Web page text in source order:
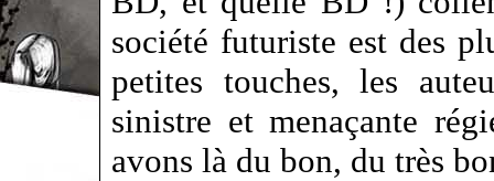
société futuriste est des
petites touches, les
sinistre et menaçante
avons là du bon, du très